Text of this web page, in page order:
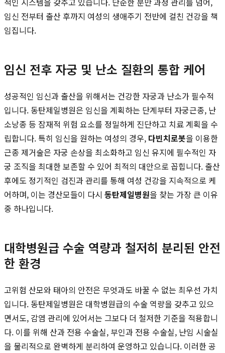
임신 전부터 출산 후까지 여성의 생애주기 전반에 걸친 건강을 책
임집니다.
임신 전후 자궁 및 난소 질환의 통합 케어
성공적인 임신과 출산을 위해서는 건강한 자궁과 난소가 필수적
입니다. 동탄제일병원은 임신을 계획하는 단계부터 자궁근종, 난
소낭종 등 잠재적 위험 요소를 정밀하게 진단하고 치료 계획을 수
립합니다. 특히 임신을 원하는 여성의 경우, 다빈치로봇을 이용한
근종 제거술은 자궁 손상을 최소화하고 임신 유지에 필수적인 자
궁 조직을 최대한 보존할 수 있어 최적의 대안으로 꼽힙니다. 출산
후에도 정기적인 검진과 관리를 통해 여성 건강을 지속적으로 케
어하며, 이는 경산모들이 다시 동탄제일병원을 찾는 가장 큰 이유
중 하나입니다.
대학병원급 수술 역량과 철저히 분리된 안전
한 환경
고위험 산모와 태아의 안전은 무엇과도 바꿀 수 없는 최우선 가치
입니다. 동탄제일병원은 대학병원급의 수술 역량을 갖추고 있으
면서도, 감염 관리에 있어서는 그보다 더 철저한 기준을 적용합니
다. 이를 위해 산과 전용 수술실, 부인과 전용 수술실, 난임 시술실
을 물리적으로 완벽하게 분리하여 운영하고 있습니다. 이러한 공